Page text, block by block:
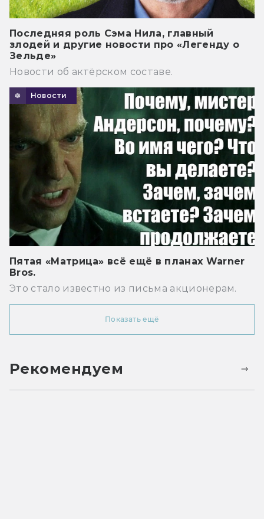
Последняя роль Сэма Нила, главный
злодей и другие новости про «Легенду о
Зельде»
Новости об актёрском составе.
Новости
Пятая «Матрица» всё ещё в планах Warner
Bros.
Это стало известно из письма акционерам.
Показать ещё
Рекомендуем